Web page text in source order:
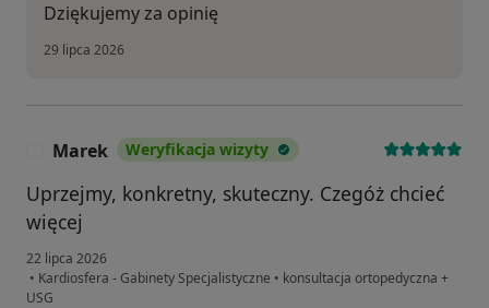
Dziękujemy za opinię
29 lipca 2026
Marek Weryfikacja wizyty
Uprzejmy, konkretny, skuteczny. Czegóż chcieć
więcej
22 lipca 2026
• Kardiosfera - Gabinety Specjalistyczne • konsultacja ortopedyczna +
USG